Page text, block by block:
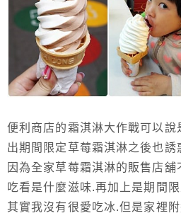
便利商店的霜淇淋大作戰可以
出期間限定草莓霜淇淋之後也
因為全家草莓霜淇淋的販售店
吃看是什麼滋味.再加上是期間
其實我沒有很愛吃冰.但是家裡